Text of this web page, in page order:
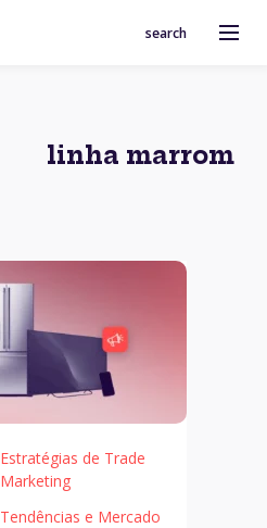
search
linha marrom
Estratégias de Trade
Marketing
Tendências e Mercado